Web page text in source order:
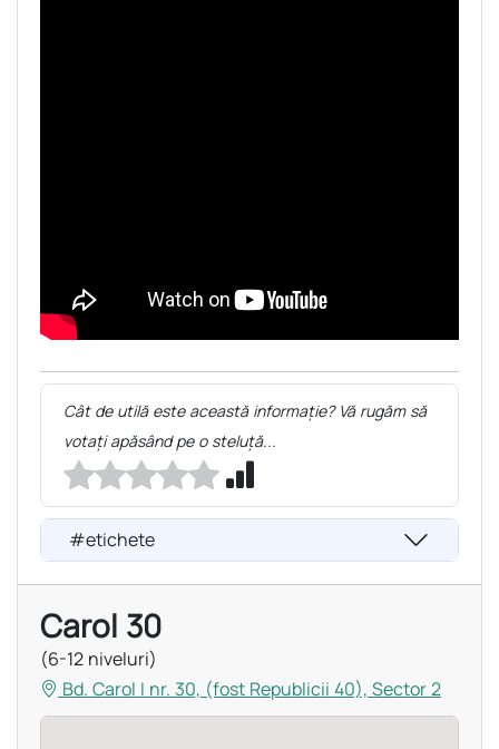
Cât de utilă este această informație? Vă rugăm să
votați apăsând pe o steluță...
#etichete
Carol 30
(6-12 niveluri)
Bd. Carol I nr. 30, (fost Republicii 40), Sector 2